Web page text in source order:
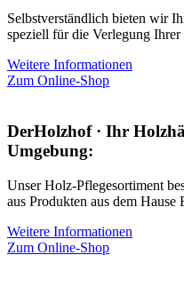
Selbstverständlich bieten wir
speziell für die Verlegung Ihrer
Weitere Informationen
Zum Online-Shop
DerHolzhof · Ihr
Umgebung:
Unser Holz-Pflegesortiment
aus Produkten aus dem Hause
Weitere Informationen
Zum Online-Shop